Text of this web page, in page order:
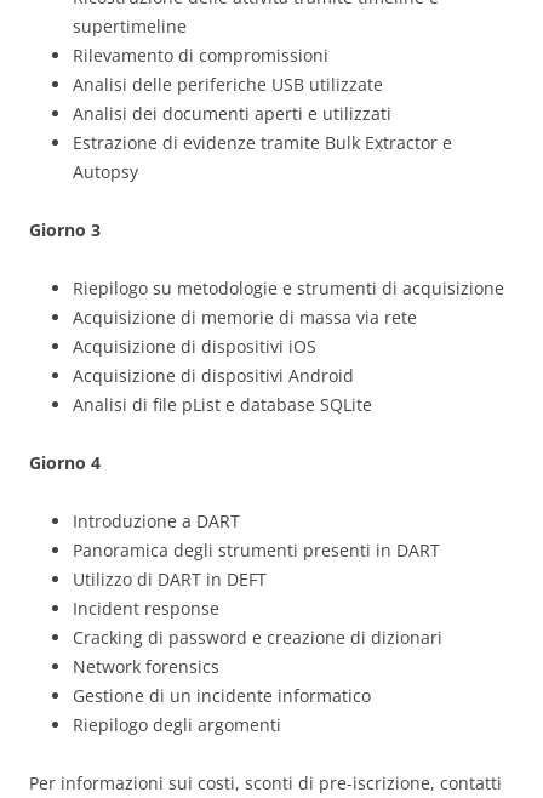
supertimeline
Rilevamento di compromissioni
Analisi delle periferiche USB utilizzate
Analisi dei documenti aperti e utilizzati
Estrazione di evidenze tramite Bulk Extractor e
Autopsy
Giorno 3
Riepilogo su metodologie e strumenti di acquisizione
Acquisizione di memorie di massa via rete
Acquisizione di dispositivi iOS
Acquisizione di dispositivi Android
Analisi di file pList e database SQLite
Giorno 4
Introduzione a DART
Panoramica degli strumenti presenti in DART
Utilizzo di DART in DEFT
Incident response
Cracking di password e creazione di dizionari
Network forensics
Gestione di un incidente informatico
Riepilogo degli argomenti
Per informazioni sui costi, sconti di pre-iscrizione, contatti